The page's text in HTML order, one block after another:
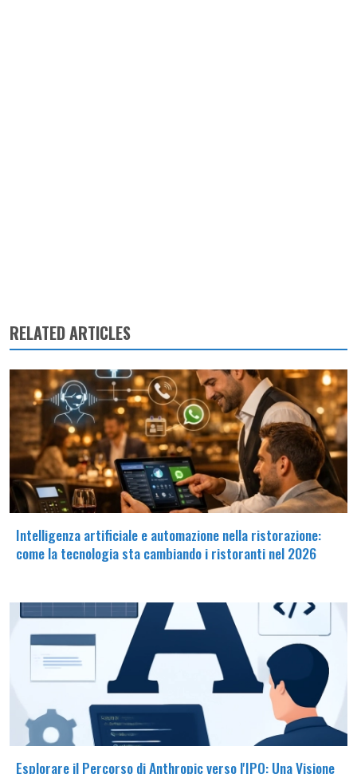
RELATED ARTICLES
Intelligenza artificiale e automazione nella ristorazione:
come la tecnologia sta cambiando i ristoranti nel 2026
Esplorare il Percorso di Anthropic verso l'IPO: Una Visione